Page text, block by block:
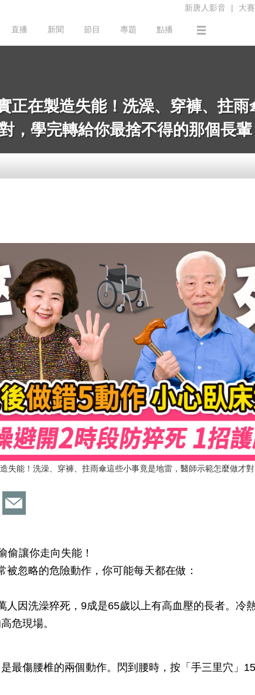
新唐人影音 | 大賽
直播 新聞 節目 專題 點播
正在製造失能！洗澡、穿褲、拄雨
，學完轉給你最捨不得的那個長
失能！洗澡、穿褲、拄雨傘這些小事竟是地雷，醫師示範怎麼做才
偷讓你走向失能！
被忽略的危險動作，你可能每天都在做：
人因洗澡猝死，9成是65歲以上有高血壓的長者。冷
危現場。
最傷腰椎的兩個動作。閃到腰時，按「手三里穴」